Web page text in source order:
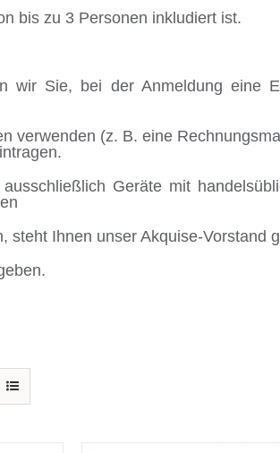
bis zu 3 Personen inkludiert ist.
wir Sie, bei der Anmeldung eine
verwenden (z. B. eine
Geräte mit
Ihnen unser Akquise-Vorstand